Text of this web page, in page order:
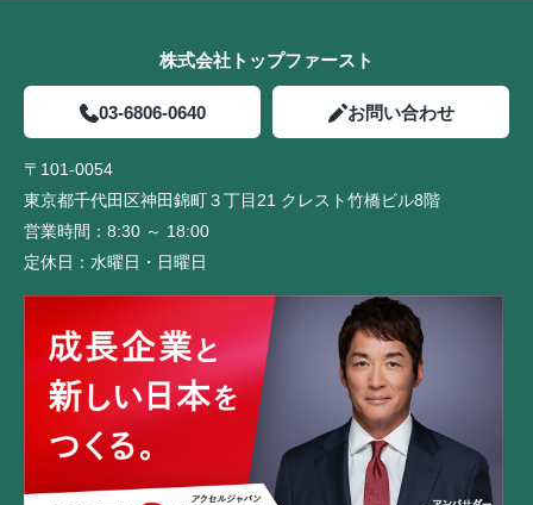
株式会社トップファースト
03-6806-0640 お問い合わせ
〒101-0054
東京都千代田区神田錦町３丁目21 クレスト竹橋ビル8階
営業時間： 8:30 ～ 18:00
定休日： 水曜日・日曜日